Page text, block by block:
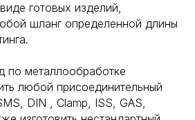
готовых изделий,
шланг определенной длины
по металлообработке
любой присоединительный
DIN , Clamp, ISS, GAS,